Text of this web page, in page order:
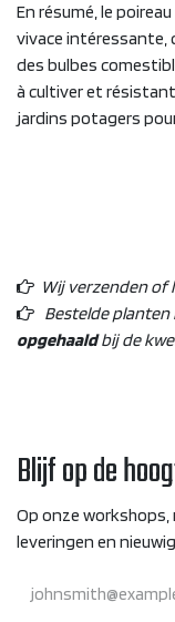
En résumé, le
vivace intéressante,
des bulbes
à cultiver et
jardins potagers
Wij verzenden
Bestelde
opgehaaldbij de
Blijf op de
Op onze workshops,
leveringen en